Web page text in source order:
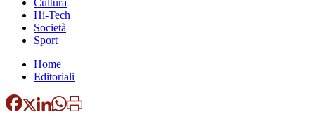
Cultura
Hi-Tech
Società
Sport
Home
Editoriali